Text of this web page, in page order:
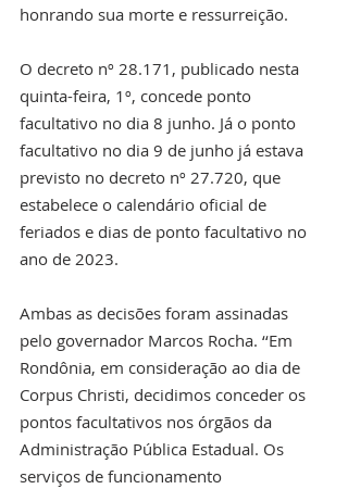
honrando sua morte e ressurreição.
O decreto nº 28.171, publicado nesta
quinta-feira, 1º, concede ponto
facultativo no dia 8 junho. Já o ponto
facultativo no dia 9 de junho já estava
previsto no decreto nº 27.720, que
estabelece o calendário oficial de
feriados e dias de ponto facultativo no
ano de 2023.
Ambas as decisões foram assinadas
pelo governador Marcos Rocha. ‘‘Em
Rondônia, em consideração ao dia de
Corpus Christi, decidimos conceder os
pontos facultativos nos órgãos da
Administração Pública Estadual. Os
serviços de funcionamento